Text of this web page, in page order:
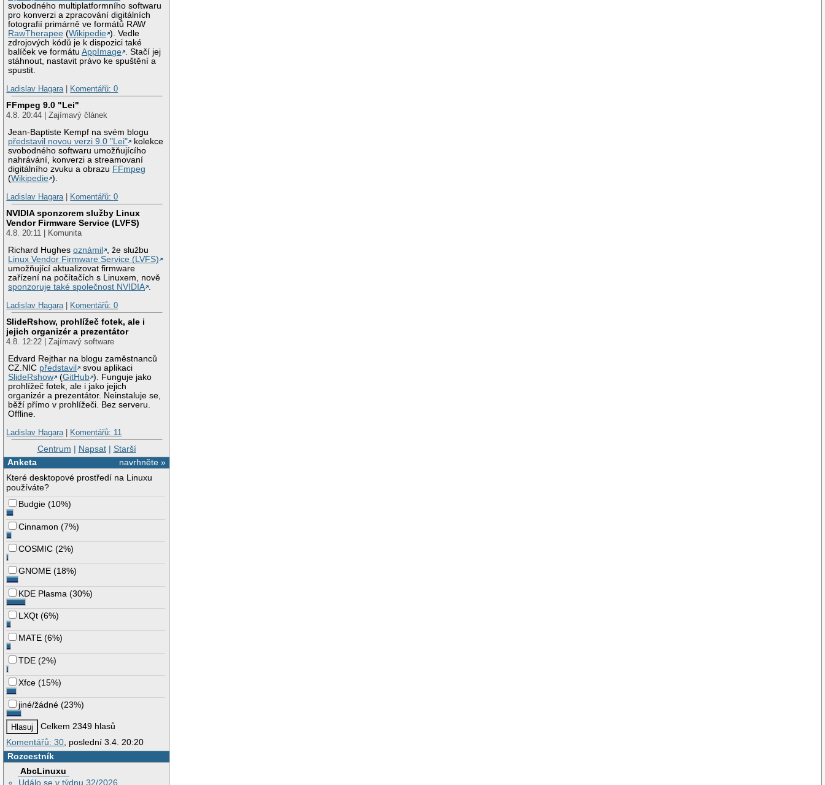
svobodného multiplatformního softwaru
pro konverzi a zpracování digitálních
fotografií primárně ve formátů RAW
RawTherapee (Wikipedie ). Vedle
zdrojových kódů je k dispozici také
balíček ve formátuAppImage . Stačí jej
stáhnout, nastavit právo ke spuštění a
spustit.
Ladislav Hagara| Komentářů: 0
FFmpeg 9.0 "Lei"
4.8. 20:44 | Zajímavý článek
Jean-Baptiste Kempf na svém blogu
představil novou verzi 9.0 "Lei"
kolekce
svobodného softwaru umožňujícího
nahrávání, konverzi a streamovaní
digitálního zvuku a obrazu FFmpeg
(Wikipedie ).
Ladislav Hagara| Komentářů: 0
NVIDIA sponzorem služby Linux
Vendor Firmware Service (LVFS)
4.8. 20:11 | Komunita
Richard Hughesoznámil
, že službu
Linux Vendor Firmware Service (LVFS)
umožňující aktualizovat firmware
zařízení na počítačích s Linuxem, nově
sponzoruje také společnost NVIDIA .
Ladislav Hagara| Komentářů: 0
SlideRshow, prohlížeč fotek, ale i
jejich organizér a prezentátor
4.8. 12:22 | Zajímavý software
Edvard Rejthar na blogu zaměstnanců
CZ.NIC představil
svou aplikaci
SlideRshow
(GitHub ). Funguje jako
prohlížeč fotek, ale i jako jejich
organizér a prezentátor. Neinstaluje se,
běží přímo v prohlížeči. Bez serveru.
Offline.
Ladislav Hagara| Komentářů: 11
Centrum | Napsat| Starší
navrhněte »
Anketa
Které desktopové prostředí na Linuxu
používáte?
Budgie (10%)
Cinnamon (7%)
COSMIC (2%)
GNOME (18%)
KDE Plasma (30%)
LXQt (6%)
MATE (6%)
TDE (2%)
Xfce (15%)
jiné/žádné (23%)
Celkem 2349 hlasů
Komentářů: 30 , poslední 3.4. 20:20
Rozcestník
AbcLinuxu
Událo se v týdnu 32/2026